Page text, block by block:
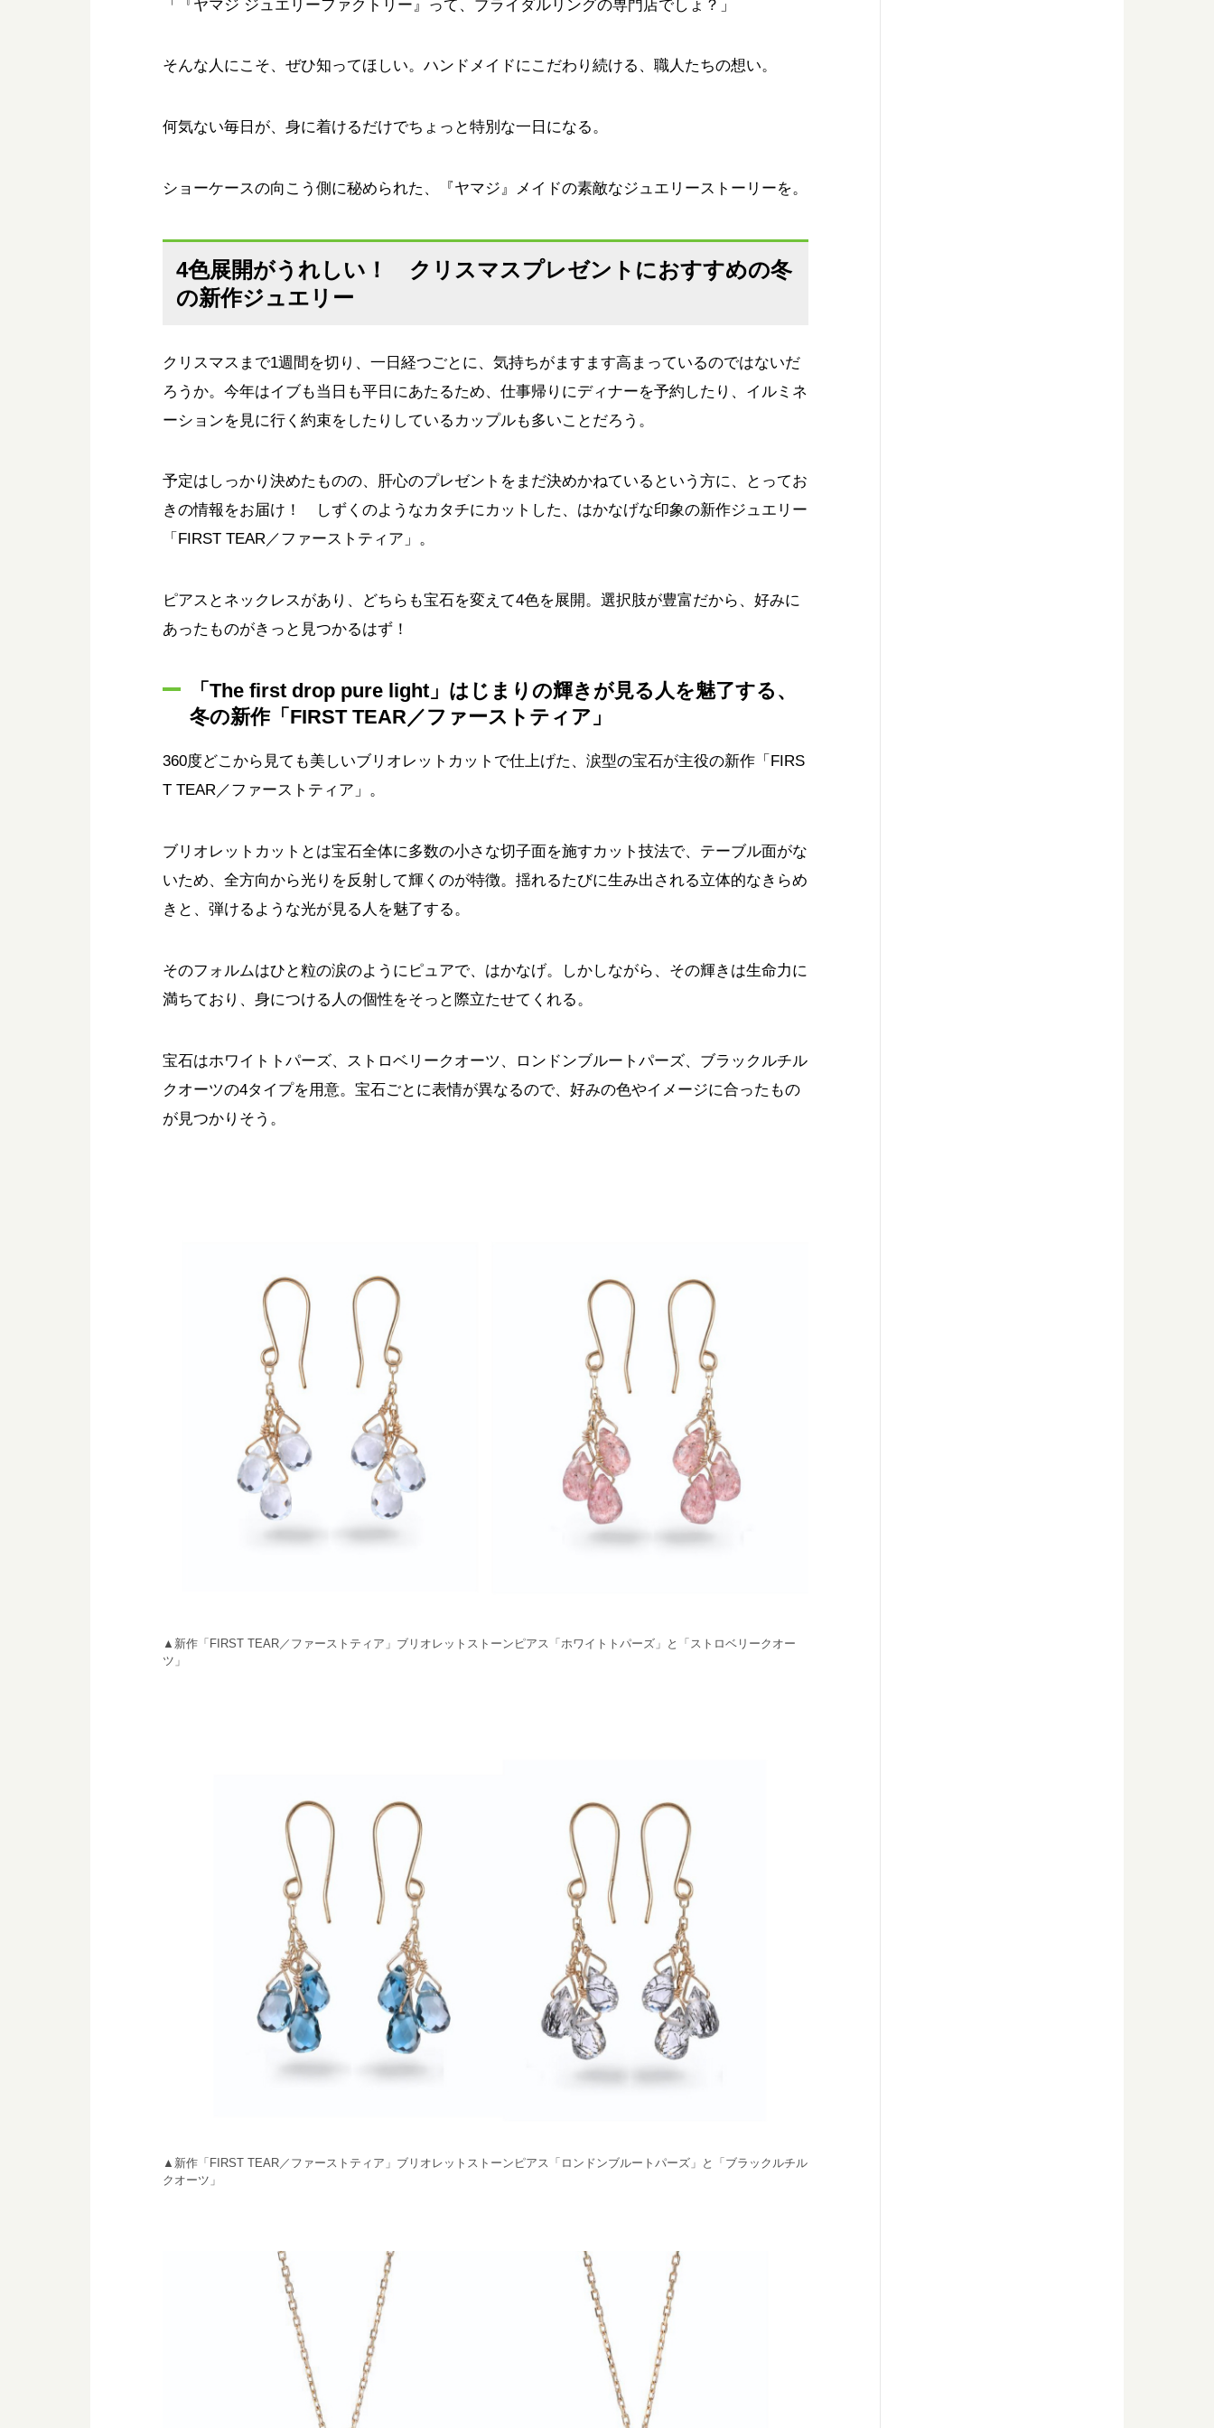
「『ヤマジ ジュエリーファクトリー』って、ブライダルリングの専門店でしょ？」
そんな人にこそ、ぜひ知ってほしい。ハンドメイドにこだわり続ける、職人たちの想い。
何気ない毎日が、身に着けるだけでちょっと特別な一日になる。
ショーケースの向こう側に秘められた、『ヤマジ』メイドの素敵なジュエリーストーリーを。
4色展開がうれしい！ クリスマスプレゼントにおすすめの冬
の新作ジュエリー
クリスマスまで1週間を切り、一日経つごとに、気持ちがますます高まっているのではないだ
ろうか。今年はイブも当日も平日にあたるため、仕事帰りにディナーを予約したり、イルミネ
ーションを見に行く約束をしたりしているカップルも多いことだろう。
予定はしっかり決めたものの、肝心のプレゼントをまだ決めかねているという方に、とってお
きの情報をお届け！ しずくのようなカタチにカットした、はかなげな印象の新作ジュエリー
「FIRST TEAR／ファーストティア」。
ピアスとネックレスがあり、どちらも宝石を変えて4色を展開。選択肢が豊富だから、好みに
あったものがきっと見つかるはず！
「The first drop pure light」はじまりの輝きが見る人を魅了する、
冬の新作「FIRST TEAR／ファーストティア」
360度どこから見ても美しいブリオレットカットで仕上げた、涙型の宝石が主役の新作「FIRS
T TEAR／ファーストティア」。
ブリオレットカットとは宝石全体に多数の小さな切子面を施すカット技法で、テーブル面がな
いため、全方向から光りを反射して輝くのが特徴。揺れるたびに生み出される立体的なきらめ
きと、弾けるような光が見る人を魅了する。
そのフォルムはひと粒の涙のようにピュアで、はかなげ。しかしながら、その輝きは生命力に
満ちており、身につける人の個性をそっと際立たせてくれる。
宝石はホワイトトパーズ、ストロベリークオーツ、ロンドンブルートパーズ、ブラックルチル
クオーツの4タイプを用意。宝石ごとに表情が異なるので、好みの色やイメージに合ったもの
が見つかりそう。
▲新作「FIRST TEAR／ファーストティア」ブリオレットストーンピアス「ホワイトトパーズ」と「ストロベリークオー
ツ」
▲新作「FIRST TEAR／ファーストティア」ブリオレットストーンピアス「ロンドンブルートパーズ」と「ブラックルチル
クオーツ」